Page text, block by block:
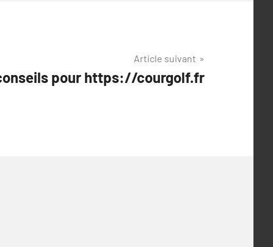
Article suivant
pour https://courgolf.fr